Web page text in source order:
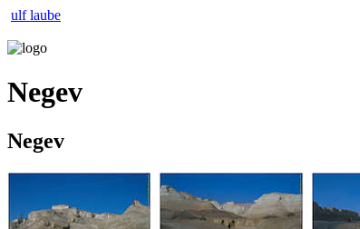
ulf laube
Negev
Negev